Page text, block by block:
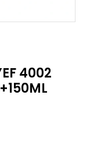
4002